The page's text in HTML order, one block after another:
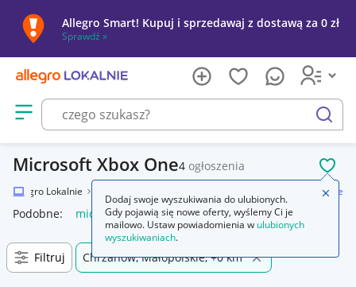
Allegro Smart! Kupuj i sprzedawaj z dostawą za 0 zł
Sprawdź »
Otwórz menu z kategoriami
szukaj
Microsoft Xbox One4 ogłoszenia
Allegro Lokalnie Microsoft Xbox One
Podobne: microsoft xbox one
Filtruj Chrzanów, Małopolskie, +0 km
Dodaj swoje wyszukiwania do ulubionych.
Gdy pojawią się nowe oferty, wyślemy Ci je
mailowo. Ustaw powiadomienia w ulubionych
wyszukiwaniach.